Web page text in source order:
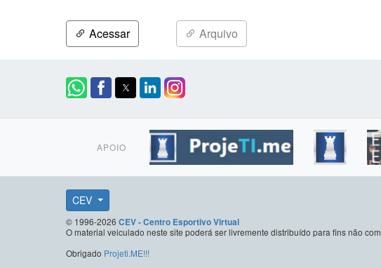
Acessar Arquivo
APOIO
CEV
© 1996-2026 CEV - Centro Esportivo Virtual
O material veiculado neste site poderá ser livremente distribuído para fins não
Obrigado Projeti.ME!!!